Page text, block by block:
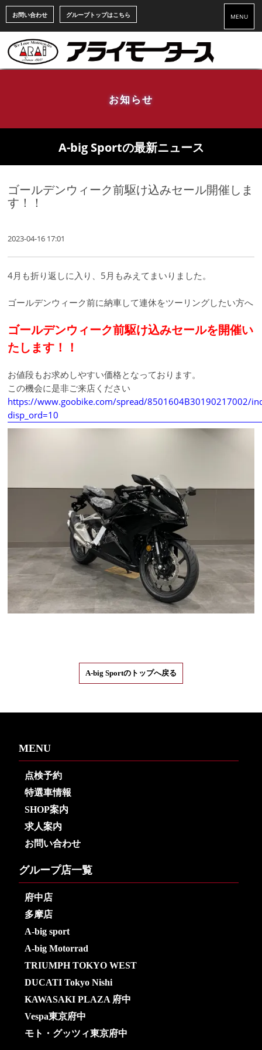
お問い合わせ グループトップはこちら MENU
お知らせ
A-big Sportの最新ニュース
ゴールデンウィーク前駆け込みセール開催しま
す！！
2023-04-16 17:01
4月も折り返しに入り、5月もみえてまいりました。
ゴールデンウィーク前に納車して連休をツーリングしたい方へ
ゴールデンウィーク前駆け込みセールを開催い
たします！！
お値段もお求めしやすい価格となっております。
この機会に是非ご来店ください
https://www.goobike.com/spread/8501604B30190217002/
disp_ord=10
A-big Sportのトップへ戻る
MENU
点検予約
特選車情報
SHOP案内
求人案内
お問い合わせ
グループ店一覧
府中店
多摩店
A-big sport
A-big Motorrad
TRIUMPH TOKYO WEST
DUCATI Tokyo Nishi
KAWASAKI PLAZA 府中
Vespa東京府中
モト・グッツィ東京府中